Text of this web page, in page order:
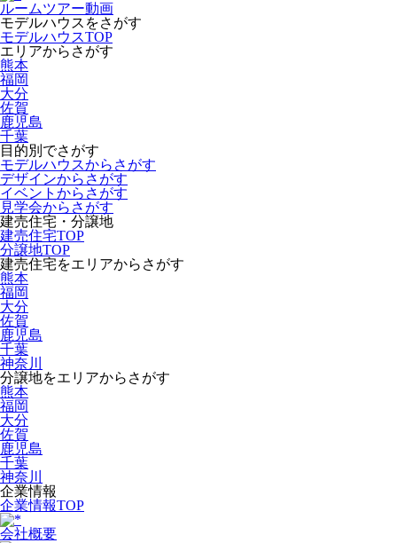
ルームツアー動画
モデルハウスをさがす
モデルハウスTOP
エリアからさがす
熊本
福岡
大分
佐賀
鹿児島
千葉
目的別でさがす
モデルハウスからさがす
デザインからさがす
イベントからさがす
見学会からさがす
建売住宅・分譲地
建売住宅TOP
分譲地TOP
建売住宅をエリアからさがす
熊本
福岡
大分
佐賀
鹿児島
千葉
神奈川
分譲地をエリアからさがす
熊本
福岡
大分
佐賀
鹿児島
千葉
神奈川
企業情報
企業情報TOP
会社概要